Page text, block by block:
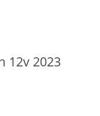
12v 2023